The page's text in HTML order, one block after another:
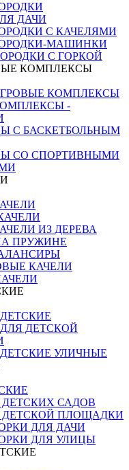
ДАЧИ
С КАЧЕЛЯМИ
МАШИНКИ
С ГОРКОЙ
КОМПЛЕКСЫ
КОМПЛЕКСЫ
-
С БАСКЕТБОЛЬНЫМ
СО СПОРТИВНЫМИ
ИЗ ДЕРЕВА
ПРУЖИНЕ
КАЧЕЛИ
ДЕТСКОЙ
УЛИЧНЫЕ
ДЕТСКИХ САДОВ
ДЕТСКОЙ ПЛОЩАДКИ
ДЛЯ ДАЧИ
ДЛЯ УЛИЦЫ